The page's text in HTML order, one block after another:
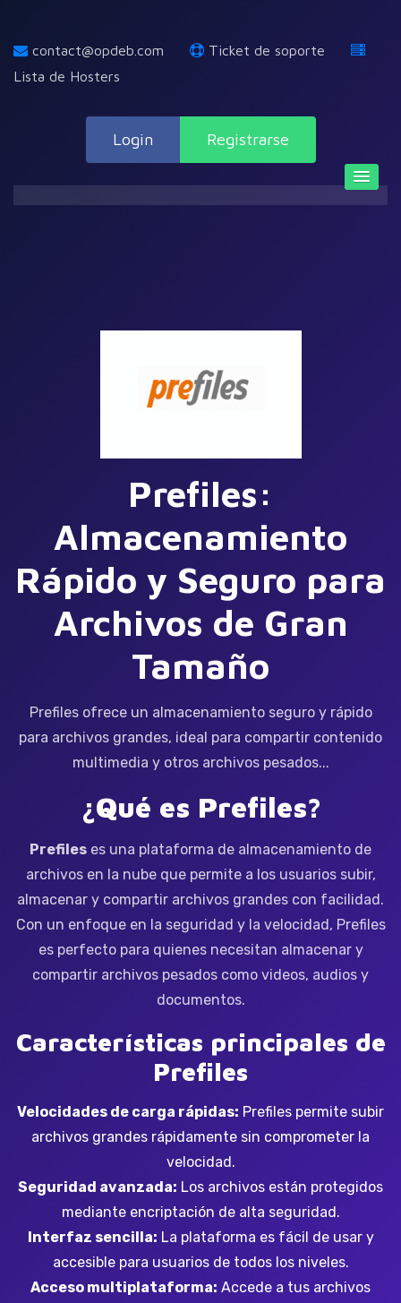
contact@opdeb.com
Ticket de soporte
Lista de Hosters
Login Registrarse
Prefiles:
Almacenamiento
Rápido y Seguro para
Archivos de Gran
Tamaño
Prefiles ofrece un almacenamiento seguro y rápido
para archivos grandes, ideal para compartir contenido
multimedia y otros archivos pesados...
¿Qué es Prefiles?
Prefiles es una plataforma de almacenamiento de
archivos en la nube que permite a los usuarios subir,
almacenar y compartir archivos grandes con facilidad.
Con un enfoque en la seguridad y la velocidad, Prefiles
es perfecto para quienes necesitan almacenar y
compartir archivos pesados como videos, audios y
documentos.
Características principales de
Prefiles
Velocidades de carga rápidas: Prefiles permite subir
archivos grandes rápidamente sin comprometer la
velocidad.
Seguridad avanzada: Los archivos están protegidos
mediante encriptación de alta seguridad.
Interfaz sencilla: La plataforma es fácil de usar y
accesible para usuarios de todos los niveles.
Acceso multiplataforma: Accede a tus archivos